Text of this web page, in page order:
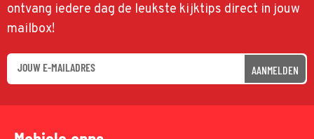
ontvang iedere dag de leukste kijktips direct in jouw
mailbox!
AANMELDEN